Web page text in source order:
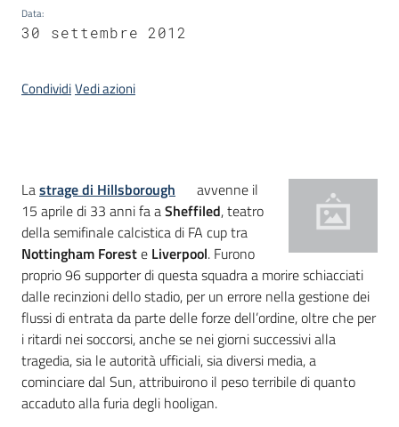
Data:
30 settembre 2012
CondividiVedi azioni
Introduzione
Lastrage di Hillsborough
avvenne il
15 aprile di 33 anni fa aSheffiled, teatro
della semifinale calcistica di FA cup tra
Nottingham Foreste Liverpool. Furono
proprio 96 supporter di questa squadra a morire schiacciati
dalle recinzioni dello stadio, per un errore nella gestione dei
flussi di entrata da parte delle forze dell’ordine, oltre che per
i ritardi nei soccorsi, anche se nei giorni successivi alla
tragedia, sia le autorità ufficiali, sia diversi media, a
cominciare dal Sun, attribuirono il peso terribile di quanto
accaduto alla furia degli hooligan.